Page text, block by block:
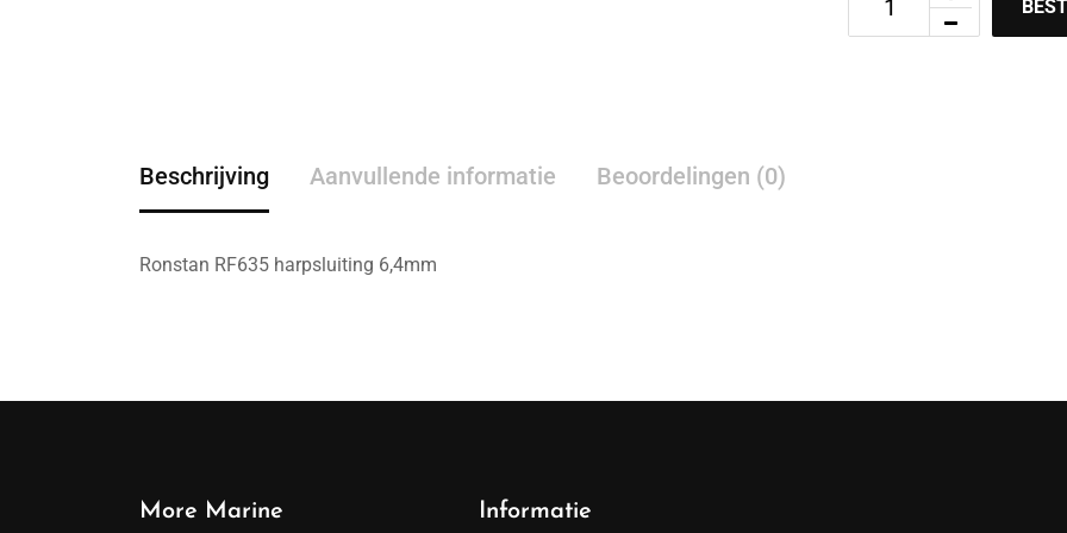
Beschrijving Aanvullende informatie Beoordelingen (0)
Ronstan RF635 harpsluiting 6,4mm
More Marine Informatie